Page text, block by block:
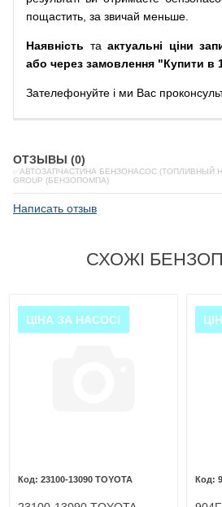
пощастить, за звичай меньше.
Наявність та актуальні ціни
або через замовлення "Купити в
Зателефонуйте і ми Вас
ОТЗЫВЫ (0)
✅АВТОЗАПЧАСТИНА БЕНЗОНАСОС (ТОПЛИВНЫЙ
GROUP (БЕНЗОПОМПА)
Написать отзыв
СХОЖІ
ЦІНА ЗА НАСОС!
23100-13090 TOYOTA